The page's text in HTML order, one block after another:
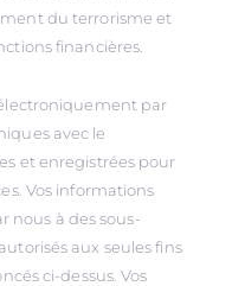
du terrorisme et
financières.
par
avec le
et enregistrées pour
Vos informations
nous à des sous-
aux seules fins
ci-dessus. Vos